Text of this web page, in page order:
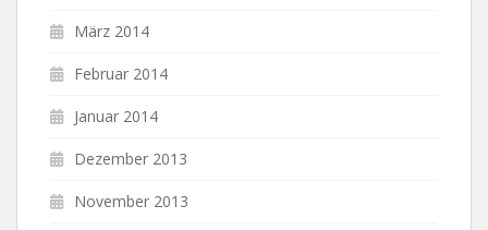
März 2014
Februar 2014
Januar 2014
Dezember 2013
November 2013